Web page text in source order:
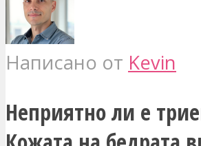
Написано от Kevin
Неприятно ли е